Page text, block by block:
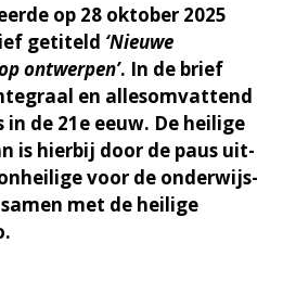
op 28 oktober 2025
getiteld ‘Nieuwe
ontwerpen’. In de brief
en allesomvattend
de 21e eeuw. De heilige
is hierbij door de paus uit­
voor de onder­wijs­
met de heilige